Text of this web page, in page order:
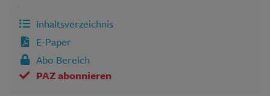
Inhaltsverzeichnis
E-Paper
Abo Bereich
PAZ abonnieren